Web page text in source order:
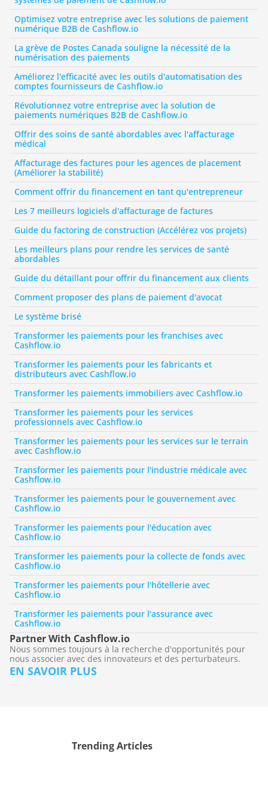
Optimisez votre entreprise avec les solutions de paiement
numérique B2B de Cashflow.io
La grève de Postes Canada souligne la nécessité de la
numérisation des paiements
Améliorez l'efficacité avec les outils d'automatisation des
comptes fournisseurs de Cashflow.io
Révolutionnez votre entreprise avec la solution de
paiements numériques B2B de Cashflow.io
Offrir des soins de santé abordables avec l'affacturage
médical
Affacturage des factures pour les agences de placement
(Améliorer la stabilité)
Comment offrir du financement en tant qu'entrepreneur
Les 7 meilleurs logiciels d'affacturage de factures
Guide du factoring de construction (Accélérez vos projets)
Les meilleurs plans pour rendre les services de santé
abordables
Guide du détaillant pour offrir du financement aux clients
Comment proposer des plans de paiement d'avocat
Le système brisé
Transformer les paiements pour les franchises avec
Cashflow.io
Transformer les paiements pour les fabricants et
distributeurs avec Cashflow.io
Transformer les paiements immobiliers avec Cashflow.io
Transformer les paiements pour les services
professionnels avec Cashflow.io
Transformer les paiements pour les services sur le terrain
avec Cashflow.io
Transformer les paiements pour l'industrie médicale avec
Cashflow.io
Transformer les paiements pour le gouvernement avec
Cashflow.io
Transformer les paiements pour l'éducation avec
Cashflow.io
Transformer les paiements pour la collecte de fonds avec
Cashflow.io
Transformer les paiements pour l'hôtellerie avec
Cashflow.io
Transformer les paiements pour l'assurance avec
Cashflow.io
Partner With Cashflow.io
Nous sommes toujours à la recherche d'opportunités pour
nous associer avec des innovateurs et des perturbateurs.
EN SAVOIR PLUS
Trending Articles